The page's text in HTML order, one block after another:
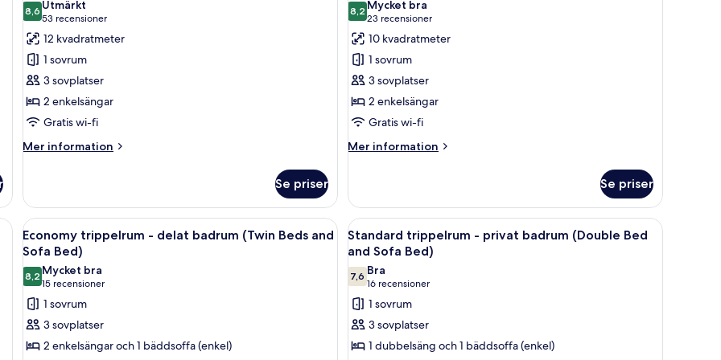
foton
för
Standard
tvåbäddsrum
-
privat
badrum
8,68,6 av 10
Utmärkt
53 recensioner
(53 recensioner)
12 kvadratmeter
1 sovrum
3 sovplatser
2 enkelsängar
Gratis wi-fi
Mer information
Mer
tvåbäddsrum
privat
badrum
Se priser
foton
för
Economy
tvåbäddsrum
-
delat
badrum
8,28,2 av 10
Mycket bra
23 recensioner
(23 recensioner)
10 kvadratmeter
1 sovrum
3 sovplatser
2 enkelsängar
Gratis wi-fi
Mer information
Mer
tvåbäddsrum
delat
badrum
Se priser
sängar, en sänggavel i trä, ett skrivbord med en stol och ett fönster med gardiner.
Öppna
alla
foton
för
Economy
trippelrum
-
delat
Ett kompakt hotellrum med en säng, ett skrivbord, en stol, en TV och ett litet bord.
6
Economy trippelrum - delat badrum (Twin Beds and
Sofa Bed)
8,28,2 av 10
Mycket bra
15 recensioner
(15 recensioner)
1 sovrum
3 sovplatser
2 enkelsängar och 1 bäddsoffa (enkel)
Öppna
alla
foton
för
Standard
trippelrum
-
privat
Ett hotellrum med två sängar, ett skrivbord,
5
Standard trippelrum - privat badrum (Double Bed
and Sofa Bed)
7,67,6 av 10
Bra
16 recensioner
(16 recensioner)
1 sovrum
3 sovplatser
1 dubbelsäng och 1 bäddsoffa (enkel)